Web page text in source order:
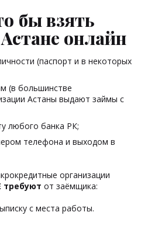
бы взять
онлайн
(паспорт и в некоторых
(в большинстве
Астаны выдают займы с
любого банка РК;
телефона и выходом в
организации
требуют от заёмщика:
с места работы.